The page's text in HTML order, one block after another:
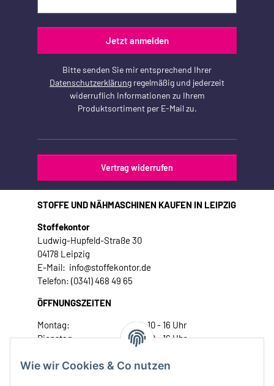
Wie wir Cookies & Co nutzen
Jetzt anmelden
Bitte senden Sie mir entsprechend Ihrer
Datenschutzerklärung regelmäßig und jederzeit
widerruflich Informationen zu Ihrem
Produktsortiment per E-Mail zu.
Vertrag widerrufen
STOFFE UND NÄHMASCHINEN KAUFEN IN LEIPZIG
Stoffekontor
Ludwig-Hupfeld-Straße 30
04178 Leipzig
E-Mail: info@stoffekontor.de
Telefon: (0341) 468 49 65
ÖFFNUNGSZEITEN
Montag:
10 - 16 Uhr
Dienstag:
10 - 16 Uhr
Donnerstag:
10 - 18 Uhr